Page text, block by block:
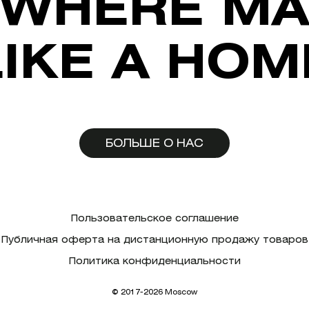
A
БОЛЬШЕ О НАС
Пользовательское соглашение
Публичная оферта на дистанционную продажу товаров
Политика конфиденциальности
© 2017-2026 Moscow